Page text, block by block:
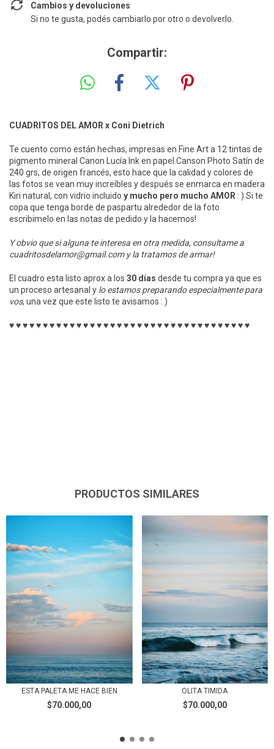
Cambios y devoluciones
Si no te gusta, podés cambiarlo por otro o devolverlo.
Compartir:
CUADRITOS DEL AMOR x Coni Dietrich
Te cuento como están hechas, impresas en Fine Art a 12 tintas de
pigmento mineral Canon Lucía Ink en papel Canson Photo Satín de
240 grs, de origen francés, esto hace que la calidad y colores de
las fotos se vean muy increíbles y después se enmarca en madera
Kiri natural, con vidrio incluido y mucho pero mucho AMOR : ) Si te
copa que tenga borde de paspartu alrededor de la foto
escribimelo en las notas de pedido y la hacemos!
Y obvio que si alguna te interesa en otra medida, consultame a
cuadritosdelamor@gmail.comy la tratamos de armar!
El cuadro esta listo aprox a los 30 días desde tu compra ya que es
un proceso artesanal y lo estamos preparando especialmente para
vos, una vez que este listo te avisamos : )
♥ ♥ ♥ ♥ ♥ ♥ ♥ ♥ ♥ ♥ ♥ ♥ ♥ ♥ ♥ ♥ ♥ ♥ ♥ ♥ ♥ ♥ ♥ ♥ ♥ ♥ ♥ ♥ ♥ ♥ ♥ ♥ ♥ ♥ ♥ ♥
PRODUCTOS SIMILARES
ESTA PALETA ME HACE BIEN
$70.000,00
OLITA TIMIDA
$70.000,00